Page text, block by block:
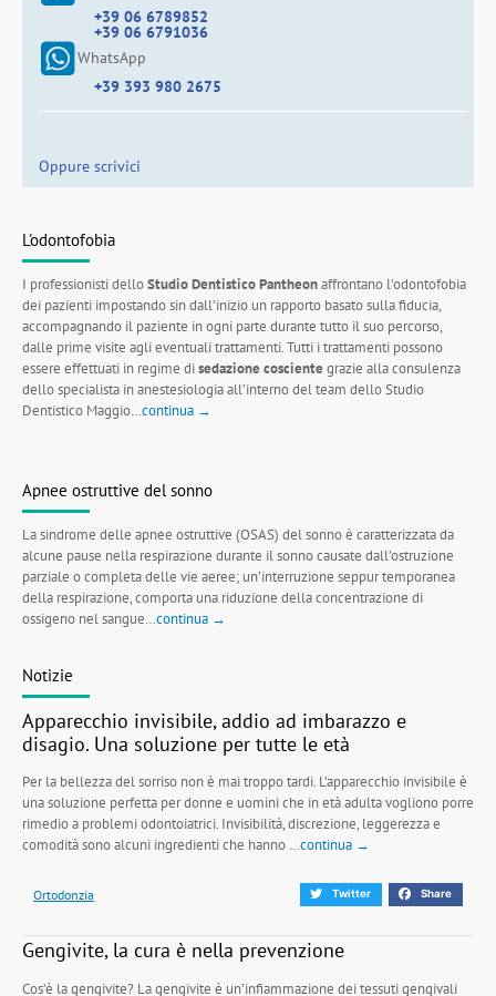
+39 06 6789852
+39 06 6791036
WhatsApp
+39 393 980 2675
Oppure scrivici
L'odontofobia
I professionisti delloStudio Dentistico Pantheonaffrontano l’odontofobia
dei pazienti impostando sin dall’inizio un rapporto basato sulla fiducia,
accompagnando il paziente in ogni parte durante tutto il suo percorso,
dalle prime visite agli eventuali trattamenti. Tutti i trattamenti possono
essere effettuati in regime disedazione cosciente grazie alla consulenza
dello specialista in anestesiologia all’interno del team dello Studio
Dentistico Maggio…continua →
Apnee ostruttive del sonno
La sindrome delle apnee ostruttive (OSAS) del sonno è caratterizzata da
alcune pause nella respirazione durante il sonno causate dall’ostruzione
parziale o completa delle vie aeree; un’interruzione seppur temporanea
della respirazione, comporta una riduzione della concentrazione di
ossigeno nel sangue…continua →
Notizie
Apparecchio invisibile, addio ad imbarazzo e
disagio. Una soluzione per tutte le età
Per la bellezza del sorriso non è mai troppo tardi. L’apparecchio invisibile è
una soluzione perfetta per donne e uomini che in età adulta vogliono porre
rimedio a problemi odontoiatrici. Invisibilità, discrezione, leggerezza e
comodità sono alcuni ingredienti che hanno …continua →
Ortodonzia Twitter Share
Gengivite, la cura è nella prevenzione
Cos’è la gengivite? La gengivite è un’infiammazione dei tessuti gengivali